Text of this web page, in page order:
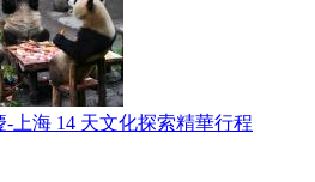
上海 14 天文化探索精華行程